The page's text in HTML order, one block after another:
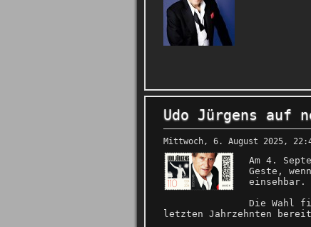
Udo Jürgens auf
Mittwoch, 6. August 2025,
Am 4.
Geste,
einsehbar.
Die Wahl
letzten Jahrzehnten